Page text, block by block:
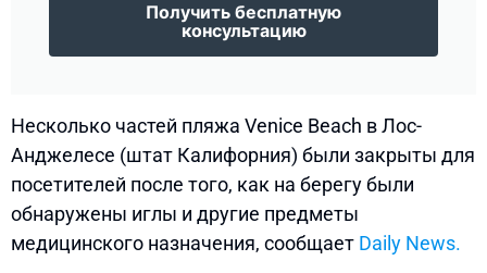
Получить бесплатную
консультацию
Несколько частей пляжа Venice Beach в Лос-
Анджелесе (штат Калифорния) были закрыты для
посетителей после того, как на берегу были
обнаружены иглы и другие предметы
медицинского назначения, сообщает Daily News.